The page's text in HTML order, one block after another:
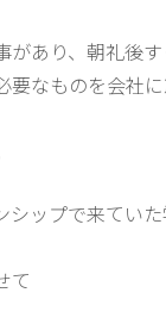
あり、朝礼後す
要なものを会社
シップで来てい
せて